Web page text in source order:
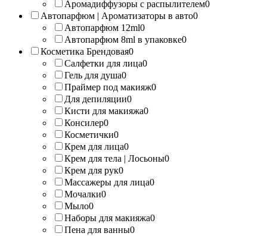
Аромадиффузоры с распылителем0
Автопарфюм | Ароматизаторы в авто0
Автопарфюм 12ml0
Автопарфюм 8ml в упаковке0
Косметика Брендовая0
Салфетки для лица0
Гель для душа0
Праймер под макияж0
Для депиляции0
Кисти для макияжа0
Консилер0
Косметички0
Крем для лица0
Крем для тела | Лосьоны0
Крем для рук0
Массажеры для лица0
Мочалки0
Мыло0
Наборы для макияжа0
Пена для ванны0